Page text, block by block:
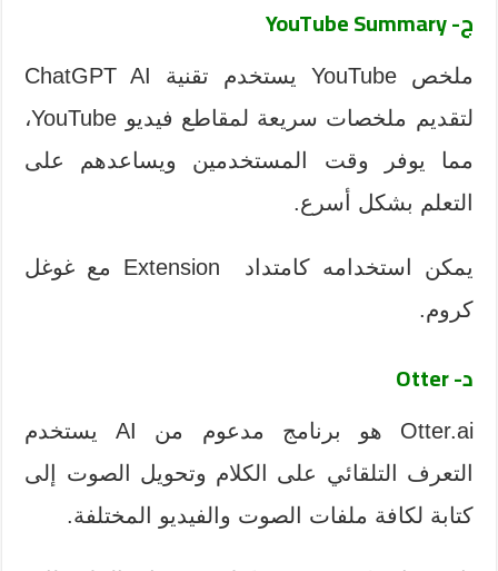
ج- YouTube Summary
ملخص YouTube يستخدم تقنية ChatGPT AI
لتقديم ملخصات سريعة لمقاطع فيديو YouTube،
مما يوفر وقت المستخدمين ويساعدهم على
التعلم بشكل أسرع.
يمكن استخدامه كامتداد Extension مع غوغل
كروم.
د- Otter
Otter.ai هو برنامج مدعوم من AI يستخدم
التعرف التلقائي على الكلام وتحويل الصوت إلى
كتابة لكافة ملفات الصوت والفيديو المختلفة.